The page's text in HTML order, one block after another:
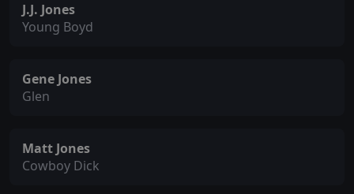
J.J. Jones
Young Boyd
Gene Jones
Glen
Matt Jones
Cowboy Dick